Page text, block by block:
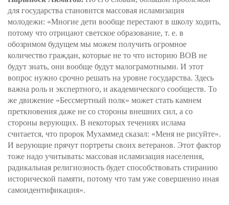
для государства становится массовая исламизация
молодежи: «Многие дети вообще перестают в школу ходить,
потому что отрицают светское образование, т. е. в
обозримом будущем мы можем получить огромное
количество граждан, которые не то что историю ВОВ не
будут знать, они вообще будут малограмотными. И этот
вопрос нужно срочно решать на уровне государства. Здесь
важна роль и экспертного, и академического сообществ. То
же движение «Бессмертный полк» может стать камнем
преткновения даже не со стороны внешних сил, а со
стороны верующих. В некоторых течениях ислама
считается, что пророк Мухаммед сказал: «Меня не рисуйте».
И верующие прячут портреты своих ветеранов. Этот фактор
тоже надо учитывать: массовая исламизация населения,
радикальная религиозность будет способствовать стиранию
исторической памяти, потому что там уже совершенно иная
самоидентификация».